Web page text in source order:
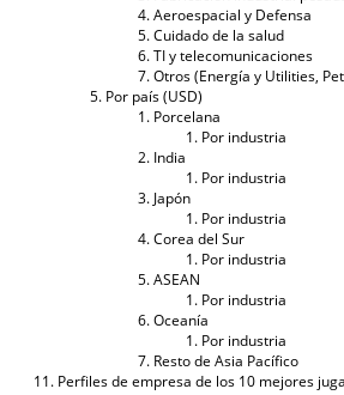
Aeroespacial y Defensa
Cuidado de la salud
TI y telecomunicaciones
Otros (Energía y Utilities,
Por país (USD)
Porcelana
Por industria
India
Por industria
Japón
Por industria
Corea del Sur
Por industria
ASEAN
Por industria
Oceanía
Por industria
Resto de Asia Pacífico
Perfiles de empresa de los 10 mejores